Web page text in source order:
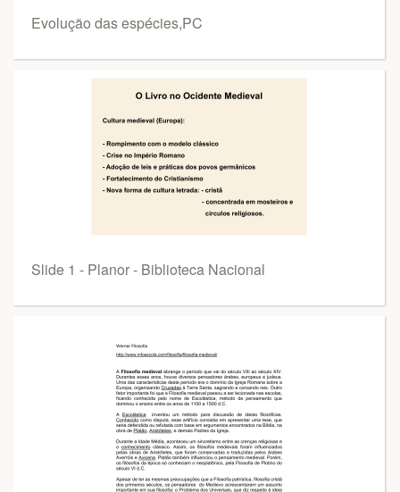
Evolução das espécies,PC
Slide 1 - Planor - Biblioteca Nacional